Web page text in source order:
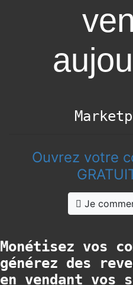
Ouvrez votre
Je
Monétisez vos
générez des
en vendant vos